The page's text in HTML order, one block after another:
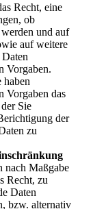
Recht, eine
ob
und auf
auf weitere
Vorgaben.
haben
Vorgaben das
Sie
der
zu
nach Maßgabe
Recht, zu
Daten
bzw. alternativ